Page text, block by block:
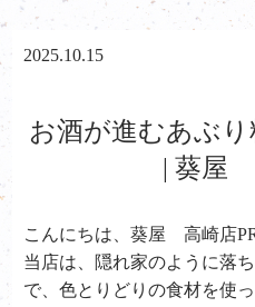
2025.10.15
お酒が進むあぶ
| 葵屋
こんにちは、葵屋 高崎店
当店は、隠れ家のように落
で、色とりどりの食材を使